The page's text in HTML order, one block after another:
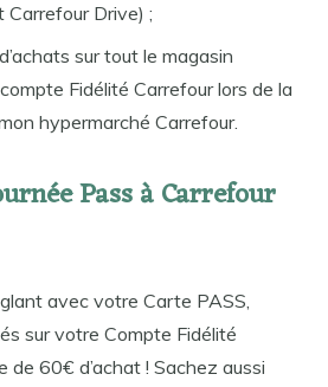
Carrefour Drive) ;
sur tout le magasin
Fidélité Carrefour lors de la
hypermarché Carrefour.
Pass à Carrefour
avec votre Carte PASS,
sur votre Compte Fidélité
de 60€ d’achat ! Sachez aussi